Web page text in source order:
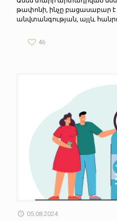
թափոնի, ինչը բացասաբար է
անվտանգության, այլև
46
05.08.2024